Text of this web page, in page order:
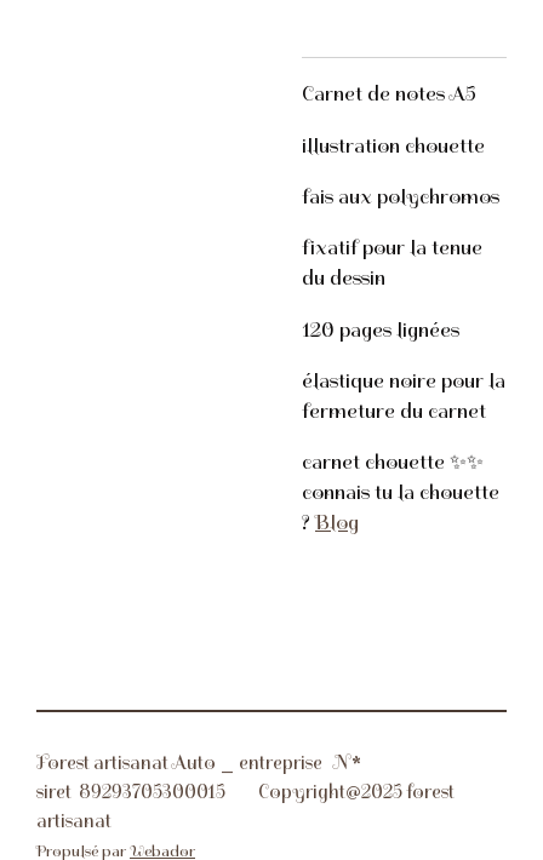
Carnet de notes A5
illustration chouette
fais aux polychromos
fixatif pour la tenue
du dessin
120 pages lignées
élastique noire pour la
fermeture du carnet
carnet chouette ✨✨
connais tu la chouette
?Blog
Forest artisanat Auto _ entreprise N*
siret 89293705300015 Copyright@2025 forest
artisanat
Propulsé parWebador